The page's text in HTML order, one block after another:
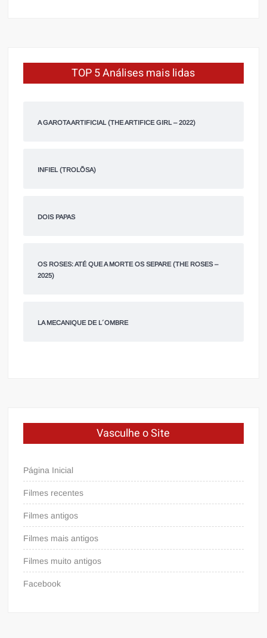
TOP 5 Análises mais lidas
A GAROTA ARTIFICIAL (THE ARTIFICE GIRL – 2022)
INFIEL (TROLÕSA)
DOIS PAPAS
OS ROSES: ATÉ QUE A MORTE OS SEPARE (THE ROSES –
2025)
LA MECANIQUE DE L´OMBRE
Vasculhe o Site
Página Inicial
Filmes recentes
Filmes antigos
Filmes mais antigos
Filmes muito antigos
Facebook